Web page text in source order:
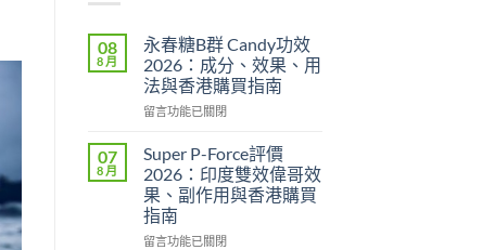
08
8 月
永春糖B群 Candy功效
2026：成分、效果、用
法與香港購買指南
在
春
B
群
Candy
功
留言功能已關閉
07
8 月
Super P-Force評價
2026：印度雙效偉哥效
果、副作用與香港購買
指南
在
留言功能已關閉